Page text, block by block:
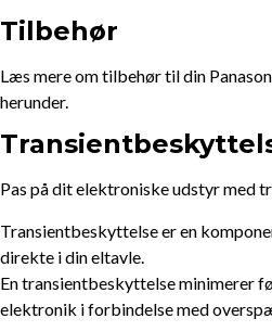
Tilbehør
Læs mere om tilbehør til din
herunder.
Pas på dit elektroniske udstyr med
Transientbeskyttelse er en
direkte i din eltavle.
En transientbeskyttelse minimerer
elektronik i forbindelse med